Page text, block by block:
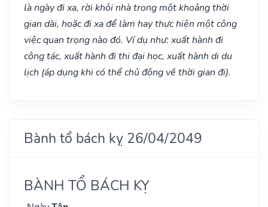
là ngày đi xa, rời khỏi nhà trong một khoảng thời
gian dài, hoặc đi xa để làm hay thực hiện một công
việc quan trọng nào đó. Ví dụ như: xuất hành đi
công tác, xuất hành đi thi đại học, xuất hành di du
lịch (áp dụng khi có thể chủ động về thời gian đi).
Bành tổ bách kỵ 26/04/2049
BÀNH TỔ BÁCH KỴ